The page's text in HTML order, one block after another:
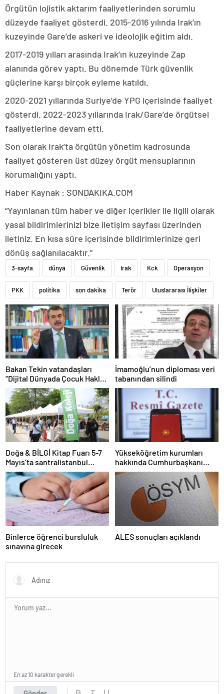
Örgütün lojistik aktarım faaliyetlerinden sorumlu
düzeyde faaliyet gösterdi. 2015-2016 yılında Irak’ın
kuzeyinde Gare’de askeri ve ideolojik eğitim aldı.
2017-2019 yılları arasında Irak’ın kuzeyinde Zap
alanında görev yaptı. Bu dönemde Türk güvenlik
güçlerine karşı birçok eyleme katıldı.
2020-2021 yıllarında Suriye’de YPG içerisinde faaliyet
gösterdi. 2022-2023 yıllarında Irak/Gare’de örgütsel
faaliyetlerine devam etti.
Son olarak Irak’ta örgütün yönetim kadrosunda
faaliyet gösteren üst düzey örgüt mensuplarının
korumalığını yaptı.
Haber Kaynak : SONDAKIKA.COM
“Yayınlanan tüm haber ve diğer içerikler ile ilgili olarak
yasal bildirimlerinizi bize iletişim sayfası üzerinden
iletiniz. En kısa süre içerisinde bildirimlerinize geri
dönüş sağlanılacaktır.”
3-sayfa dünya Güvenlik Irak Kck Operasyon
PKK politika son dakika Terör Uluslararası İlişkiler
Bakan Tekin vatandaşları
“Dijital Dünyada Çocuk Hakları
Sözleşmesi”ni imzalamaya
davet etti
İmamoğlu’nun diploması veri
tabanından silindi
Doğa & BİLGİ Kitap Fuarı 5-7
Mayıs’ta santralistanbul
Kampüsünde kapılarını açıyor
Yükseköğretim kurumları
hakkında Cumhurbaşkanı
kararı Resmi Gazete’de
Binlerce öğrenci bursluluk
sınavına girecek
ALES sonuçları açıklandı
En az 10 karakter gerekli